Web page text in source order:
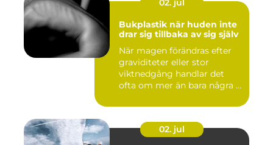
02. jul
Bukplastik när huden inte
drar sig tillbaka av sig själv
När magen förändras efter
graviditeter eller stor
viktnedgång handlar det
ofta om mer än bara några ...
02. jul